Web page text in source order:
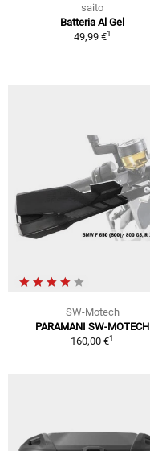
saito
Batteria Al Gel
49,99 €1
SW-Motech
PARAMANI SW-MOTECH
160,00 €1